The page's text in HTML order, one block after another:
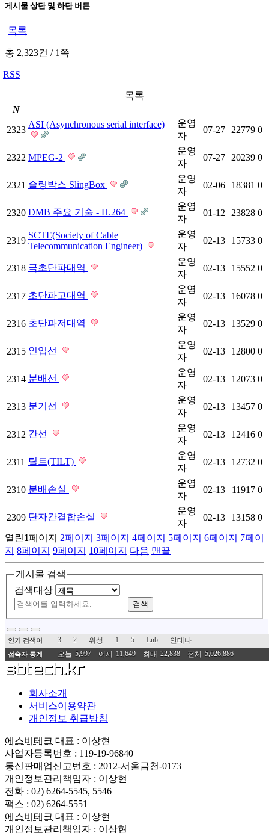
게시물 상단 및 하단 버튼
목록
총 2,323건 /1쪽
RSS
목록
N
2323
ASI (Asynchronous serial interface)
운영
자
07-27 22779 0
2322 MPEG-2
운영
자
07-27 20239 0
2321 슬링박스 SlingBox
운영
자
02-06 18381 0
2320 DMB 주요 기술 - H.264
운영
자
01-12 23828 0
2319
SCTE(Society of Cable
Telecommunication Engineer)
운영
자
02-13 15733 0
2318 극초단파대역
운영
자
02-13 15552 0
2317 초단파고대역
운영
자
02-13 16078 0
2316 초단파저대역
운영
자
02-13 13529 0
2315 인입선
운영
자
02-13 12800 0
2314 분배선
운영
자
02-13 12073 0
2313 분기선
운영
자
02-13 13457 0
2312 간선
운영
자
02-13 12416 0
2311 틸트(TILT)
운영
자
02-13 12732 0
2310 분배손실
운영
자
02-13 11917 0
2309 단자간결합손실
운영
자
02-13 13158 0
열린1페이지 2페이지 3페이지 4페이지 5페이지 6페이지 7페이
지 8페이지 9페이지 10페이지 다음 맨끝
게시물 검색
검색대상
검색
인기 검색어 3 2 위성 1 5 Lnb 안테나
접속자 통계 오늘 5,997 어제 11,649 최대 22,838 전체 5,026,886
회사소개
서비스이용약관
개인정보 취급방침
에스비테크 대표 : 이상현
사업자등록번호 : 119-19-96840
통신판매업신고번호 : 2012-서울금천-0173
개인정보관리책임자 : 이상현
전화 : 02) 6264-5545, 5546
팩스 : 02) 6264-5551
에스비테크 대표 : 이상현
개인정보관리책임자 : 이상현